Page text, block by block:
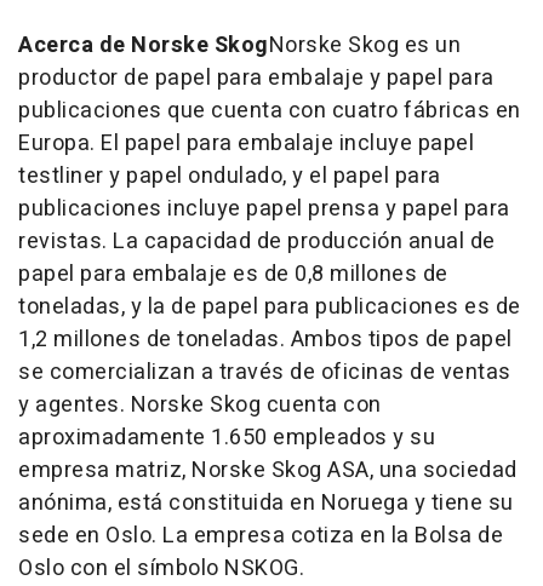
Acerca de Norske SkogNorske Skog es un
productor de papel para embalaje y papel para
publicaciones que cuenta con cuatro fábricas en
Europa. El papel para embalaje incluye papel
testliner y papel ondulado, y el papel para
publicaciones incluye papel prensa y papel para
revistas. La capacidad de producción anual de
papel para embalaje es de 0,8 millones de
toneladas, y la de papel para publicaciones es de
1,2 millones de toneladas. Ambos tipos de papel
se comercializan a través de oficinas de ventas
y agentes. Norske Skog cuenta con
aproximadamente 1.650 empleados y su
empresa matriz, Norske Skog ASA, una sociedad
anónima, está constituida en Noruega y tiene su
sede en Oslo. La empresa cotiza en la Bolsa de
Oslo con el símbolo NSKOG.